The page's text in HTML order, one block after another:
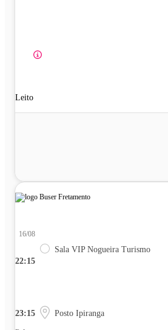
Leito
22:15
16/08
Sala VIP Nogueira Turismo
23:15 Posto Ipiranga